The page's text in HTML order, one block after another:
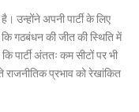
अपनी पार्टी के लिए
गठबंधन की जीत की स्थिति में
पार्टी अंततः कम सीटों पर भी
प्रभाव को रेखांकित